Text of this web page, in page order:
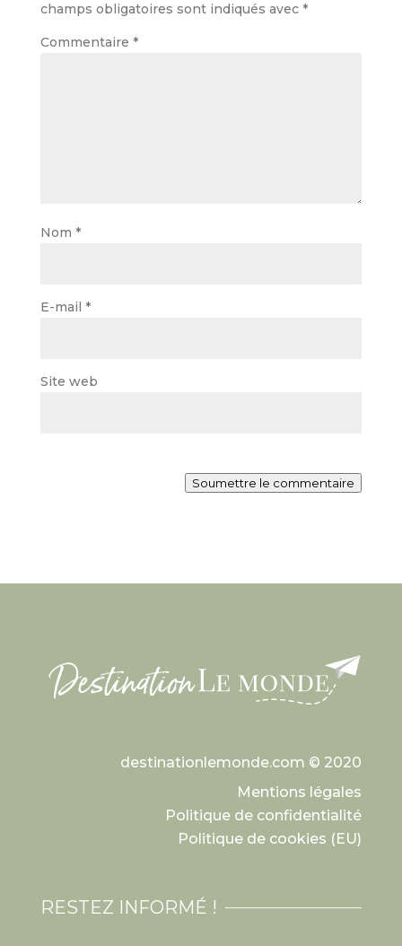
champs obligatoires sont indiqués avec *
Commentaire *
Nom *
E-mail *
Site web
Soumettre le commentaire
destinationlemonde.com © 2020
Mentions légales
Politique de confidentialité
Politique de cookies (EU)
RESTEZ INFORMÉ !